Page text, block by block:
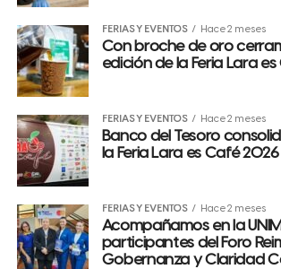
FERIAS Y EVENTOS Hace 2 meses
Con broche de oro
edición de la Feria Lara
FERIAS Y EVENTOS Hace 2 meses
Banco del Tesoro
la Feria Lara es Café 2026
FERIAS Y EVENTOS Hace 2 meses
Acompañamos en la
participantes del Foro
Gobernanza y Claridad